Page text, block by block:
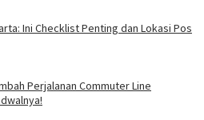
Ini Checklist Penting dan Lokasi Pos
Perjalanan Commuter Line